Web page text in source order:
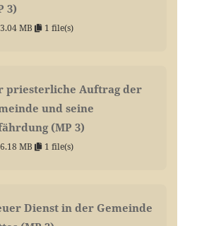
3)
MB 1 file(s)
priesterliche Auftrag der
und seine
(MP 3)
MB 1 file(s)
Dienst in der Gemeinde